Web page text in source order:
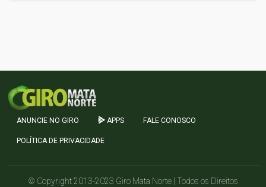
ANUNCIE NO GIRO APPS FALE CONOSCO
POLÍTICA DE PRIVACIDADE
© Copyright 2013-2023 Giro Mata Norte | Todos os Direitos